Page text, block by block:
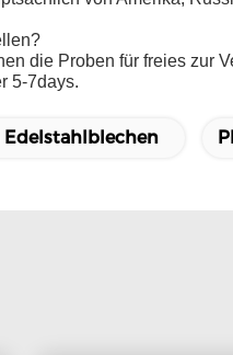
die Proben für freies zur
5-7days.